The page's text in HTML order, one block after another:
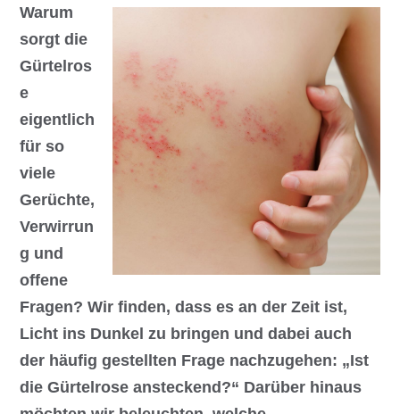
Warum
sorgt die
Gürtelros
e
eigentlich
für so
viele
Gerüchte,
Verwirrun
g und
offene
Fragen? Wir finden, dass es an der Zeit ist,
Licht ins Dunkel zu bringen und dabei auch
der häufig gestellten Frage nachzugehen: „Ist
die Gürtelrose ansteckend?“ Darüber hinaus